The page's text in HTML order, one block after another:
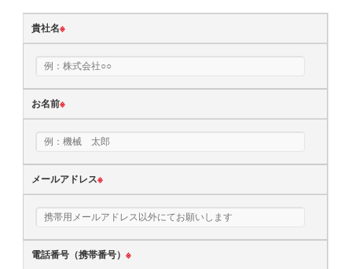
貴社名※
お名前※
メールアドレス※
電話番号（携帯番号）※